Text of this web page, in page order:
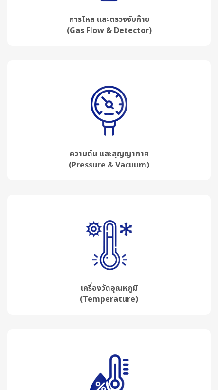
การไหล และตรวจจับก๊าซ
(Gas Flow & Detector)
ความดัน และสุญญากาศ
(Pressure & Vacuum)
เครื่องวัดอุณหภูมิ
(Temperature)